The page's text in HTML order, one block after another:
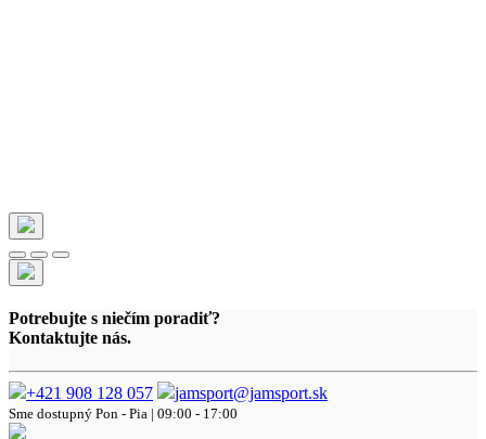
Potrebujte s niečím poradiť?
Kontaktujte nás.
+421 908 128 057 jamsport@jamsport.sk
Sme dostupný Pon - Pia | 09:00 - 17:00